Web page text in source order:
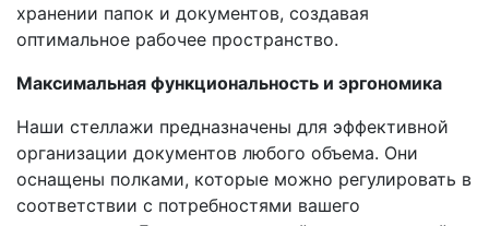
хранении папок и документов, создавая
оптимальное рабочее пространство.
Максимальная функциональность и эргономика
Наши стеллажи предназначены для эффективной
организации документов любого объема. Они
оснащены полками, которые можно регулировать в
соответствии с потребностями вашего